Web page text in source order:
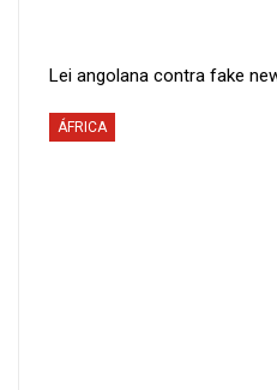
Lei angolana contra fake
ÁFRICA